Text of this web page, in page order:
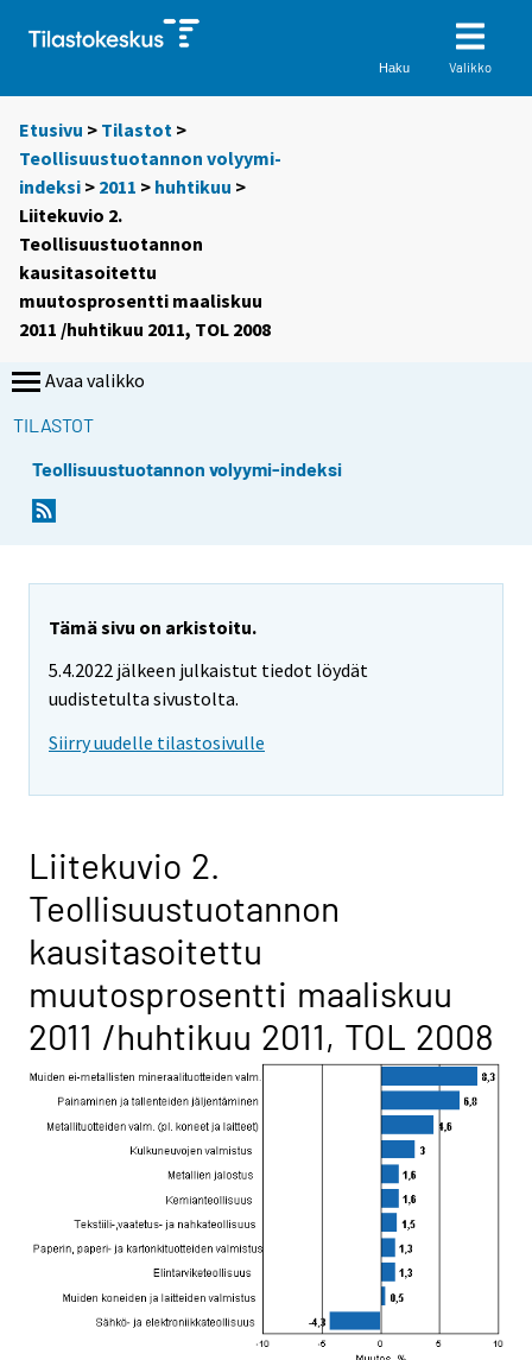
Haku Valikko
Etusivu > Tilastot >
Teollisuustuotannon volyymi-
indeksi > 2011 > huhtikuu >
Liitekuvio 2.
Teollisuustuotannon
kausitasoitettu
muutosprosentti maaliskuu
2011 /huhtikuu 2011, TOL 2008
Avaa valikko
TILASTOT
Teollisuustuotannon volyymi-indeksi
Tämä sivu on arkistoitu.
5.4.2022 jälkeen julkaistut tiedot löydät
uudistetulta sivustolta.
Siirry uudelle tilastosivulle
Liitekuvio 2.
Teollisuustuotannon
kausitasoitettu
muutosprosentti maaliskuu
2011 /huhtikuu 2011, TOL 2008